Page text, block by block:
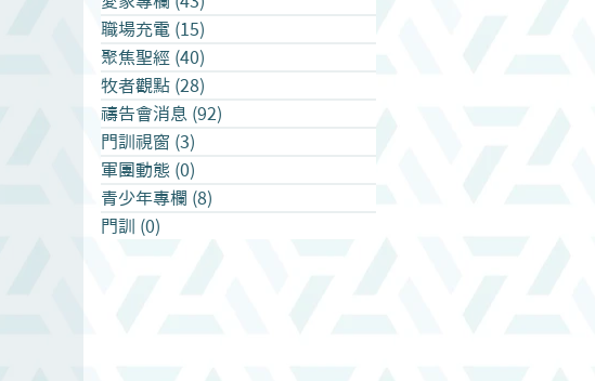
職場充電 (15)
聚焦聖經 (40)
牧者觀點 (28)
禱告會消息 (92)
門訓視窗 (3)
軍團動態 (0)
青少年專欄 (8)
門訓
(0)